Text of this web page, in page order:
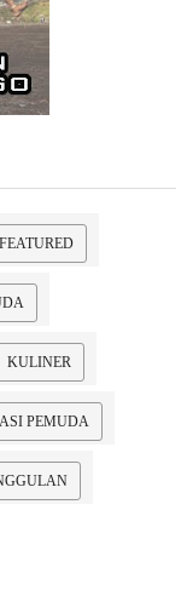
FEATURED
KULINER
PEMUDA